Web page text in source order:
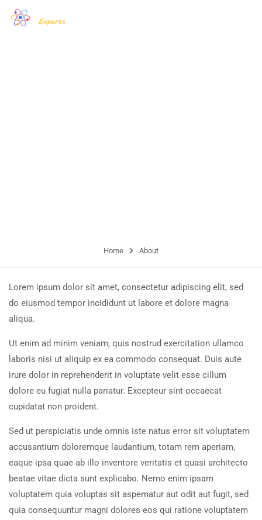
Home About
Lorem ipsum dolor sit amet, consectetur adipiscing elit, sed
do eiusmod tempor incididunt ut labore et dolore magna
aliqua.
Ut enim ad minim veniam, quis nostrud exercitation ullamco
laboris nisi ut aliquip ex ea commodo consequat. Duis aute
irure dolor in reprehenderit in voluptate velit esse cillum
dolore eu fugiat nulla pariatur. Excepteur sint occaecat
cupidatat non proident.
Sed ut perspiciatis unde omnis iste natus error sit voluptatem
accusantium doloremque laudantium, totam rem aperiam,
eaque ipsa quae ab illo inventore veritatis et quasi architecto
beatae vitae dicta sunt explicabo. Nemo enim ipsam
voluptatem quia voluptas sit aspernatur aut odit aut fugit, sed
quia consequuntur magni dolores eos qui ratione voluptatem